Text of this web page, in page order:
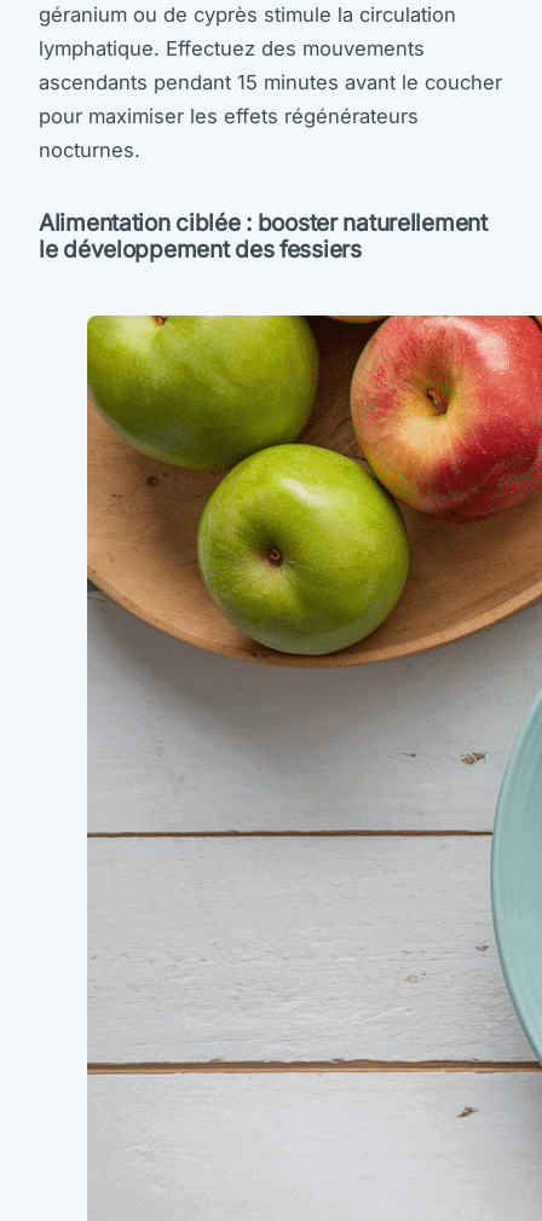
géranium ou de cyprès stimule la circulation
lymphatique. Effectuez des mouvements
ascendants pendant 15 minutes avant le coucher
pour maximiser les effets régénérateurs
nocturnes.
Alimentation ciblée : booster naturellement
le développement des fessiers